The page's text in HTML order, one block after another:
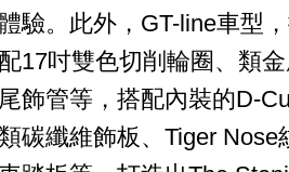
驗。此外，GT-line車型
17吋雙色切削輪圈、類
飾管等，搭配內裝的D-
碳纖維飾板、Tiger Nose